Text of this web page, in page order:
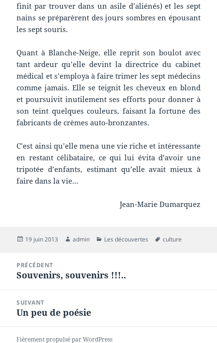
finit par trouver dans un asile d’aliénés) et les sept
nains se préparèrent des jours sombres en épousant
les sept souris.
Quant à Blanche-Neige, elle reprit son boulot avec
tant ardeur qu’elle devint la directrice du cabinet
médical et s’employa à faire trimer les sept médecins
comme jamais. Elle se teignit les cheveux en blond
et poursuivit inutilement ses efforts pour donner à
son teint quelques couleurs, faisant la fortune des
fabricants de crèmes auto-bronzantes.
C’est ainsi qu’elle mena une vie riche et intéressante
en restant célibataire, ce qui lui évita d’avoir une
tripotée d’enfants, estimant qu’elle avait mieux à
faire dans la vie…
Jean-Marie Dumarquez
Publié
19 juin 2013 Auteur
admin Catégories
Les découvertes
Mots-
culture
l’article
PRÉCÉDENT
Article
Souvenirs, souvenirs !!!..
SUIVANT
Article
Un peu de poésie
Fièrement propulsé par WordPress